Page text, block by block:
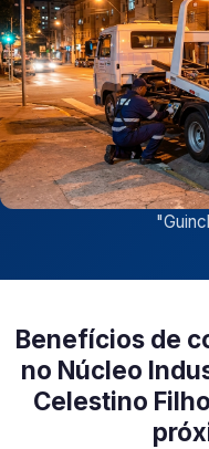
"
Benefícios de
no Núcleo
Celestino